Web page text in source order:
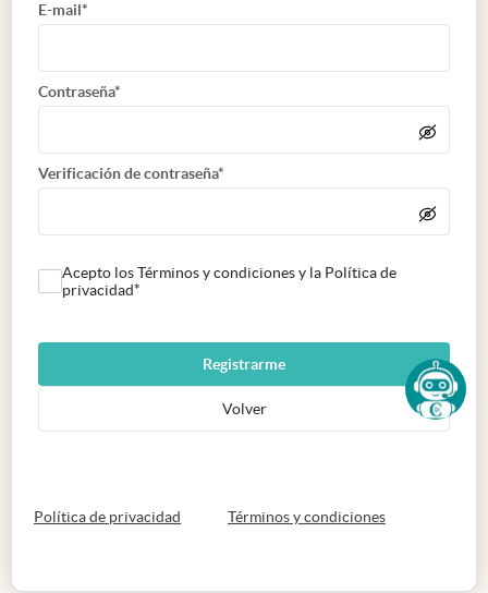
E-mail*
Contraseña*
Verificación de contraseña*
Acepto los Términos y condiciones y la Política de
privacidad*
Registrarme
Volver
Política de privacidad abre en nueva pestaña
Términos y condicionesabre en nueva